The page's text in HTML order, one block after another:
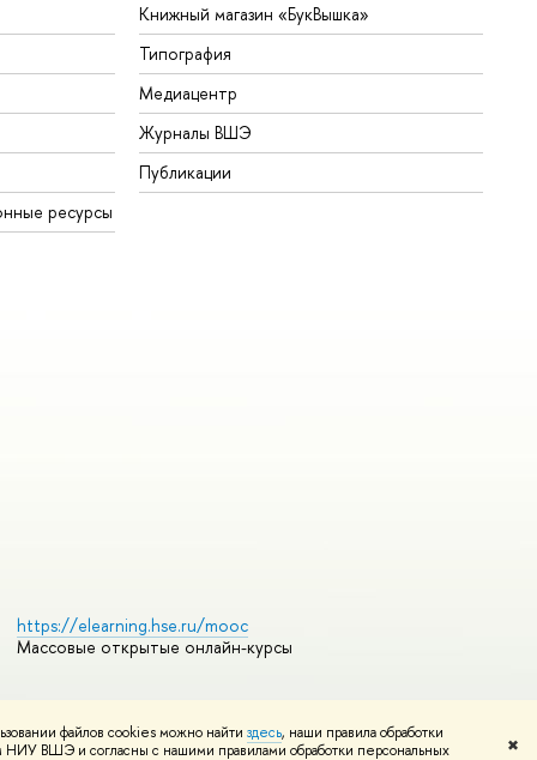
файлов cookies можно найти здесь, наши правила обработки
НИУ ВШЭ и согласны с нашими правилами обработки персональных
✖
ресурсы
Книжный магазин «БукВышка»
Типография
Медиацентр
Журналы ВШЭ
Публикации
https://elearning.hse.ru/mooc
Массовые открытые онлайн-курсы
Редактору